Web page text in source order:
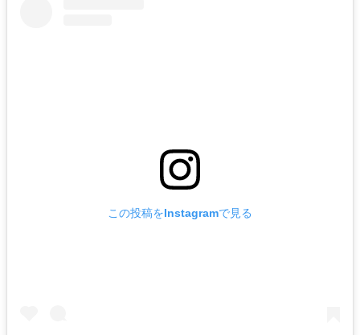
この投稿をInstagramで見る